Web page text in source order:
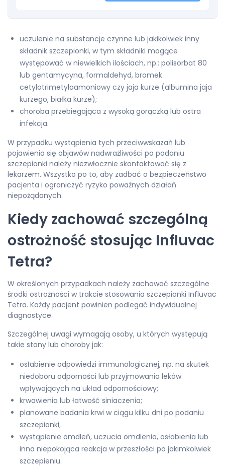
uczulenie na substancje czynne lub jakikolwiek inny
składnik szczepionki, w tym składniki mogące
występować w niewielkich ilościach, np.: polisorbat 80
lub gentamycyna, formaldehyd, bromek
cetylotrimetyloamoniowy czy jaja kurze (albumina jaja
kurzego, białka kurze);
choroba przebiegająca z wysoką gorączką lub ostra
infekcja.
W przypadku wystąpienia tych przeciwwskazań lub
pojawienia się objawów nadwrażliwości po podaniu
szczepionki należy niezwłocznie skontaktować się z
lekarzem. Wszystko po to, aby zadbać o bezpieczeństwo
pacjenta i ograniczyć ryzyko poważnych działań
niepożądanych.
Kiedy zachować szczególną
ostrożność stosując Influvac
Tetra?
W określonych przypadkach należy zachować szczególne
środki ostrożności w trakcie stosowania szczepionki Influvac
Tetra. Każdy pacjent powinien podlegać indywidualnej
diagnostyce.
Szczególnej uwagi wymagają osoby, u których występują
takie stany lub choroby jak:
osłabienie odpowiedzi immunologicznej, np. na skutek
niedoboru odporności lub przyjmowania leków
wpływających na układ odpornościowy;
krwawienia lub łatwość siniaczenia;
planowane badania krwi w ciągu kilku dni po podaniu
szczepionki;
wystąpienie omdleń, uczucia omdlenia, osłabienia lub
inna niepokojąca reakcja w przeszłości po jakimkolwiek
szczepieniu.